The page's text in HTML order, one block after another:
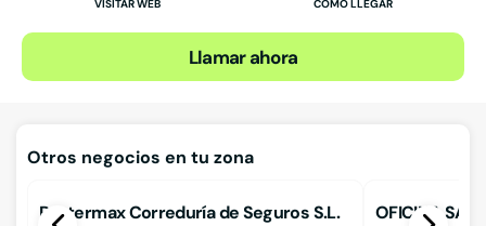
VISITAR WEB CÓMO LLEGAR
Llamar ahora
Otros negocios en tu zona
Pantermax Correduría de Seguros S.L. OFICINA